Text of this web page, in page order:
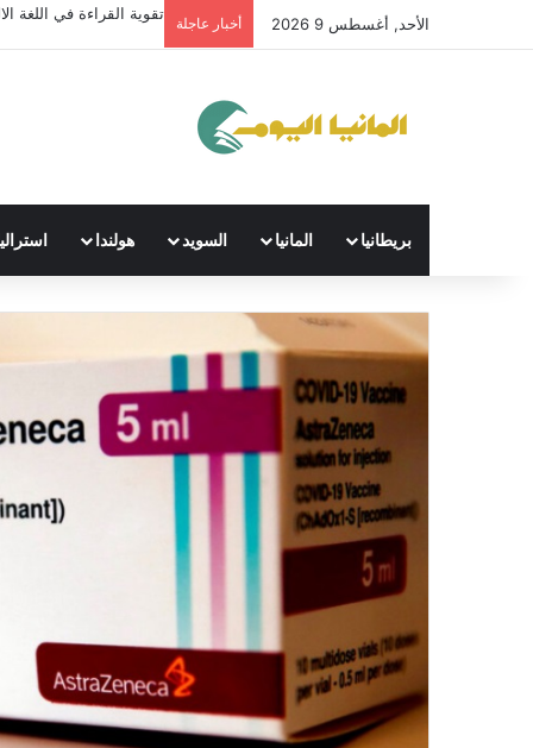
الأحد, أغسطس 9 2026 أخبار عاجلة
تقوية القراءة في اللغة
بريطانيا المانيا السويد هولندا